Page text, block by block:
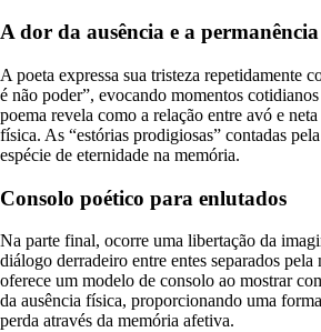
A dor da ausência e a
A poeta expressa sua tristeza repetidamente
é não poder”, evocando momentos
poema revela como a relação entre avó e
física. As “estórias prodigiosas” contadas
espécie de eternidade na memória.
Consolo poético para enlutados
Na parte final, ocorre uma libertação da
diálogo derradeiro entre entes separados
oferece um modelo de consolo ao mostrar
da ausência física, proporcionando uma
perda através da memória afetiva.